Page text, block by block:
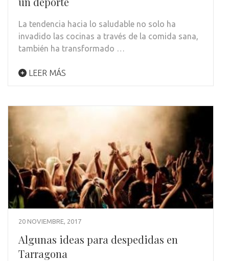
La tendencia hacia lo saludable no solo ha
invadido las cocinas a través de la comida sana,
también ha transformado …
LEER MÁS
20 NOVIEMBRE, 2017
Algunas ideas para despedidas en
Tarragona